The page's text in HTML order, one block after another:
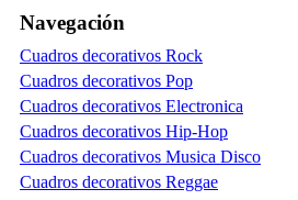
Navegación
Cuadros decorativos Rock
Cuadros decorativos Pop
Cuadros decorativos Electronica
Cuadros decorativos Hip-Hop
Cuadros decorativos Musica Disco
Cuadros decorativos Reggae